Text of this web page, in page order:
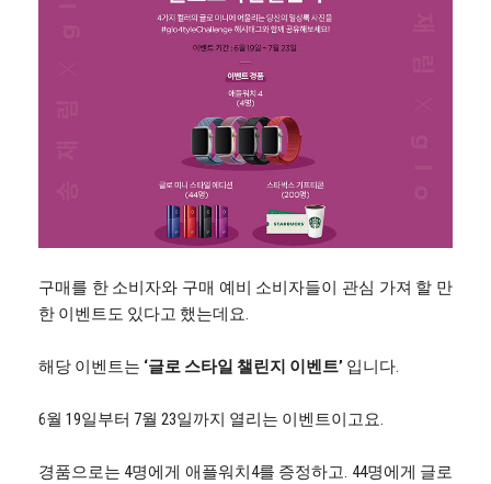
구매를 한 소비자와 구매 예비 소비자들이 관심 가져 할 만
한 이벤트도 있다고 했는데요.
해당 이벤트는 ‘글로 스타일 챌린지 이벤트’ 입니다.
6월 19일부터 7월 23일까지 열리는 이벤트이고요.
경품으로는 4명에게 애플워치4를 증정하고. 44명에게 글로